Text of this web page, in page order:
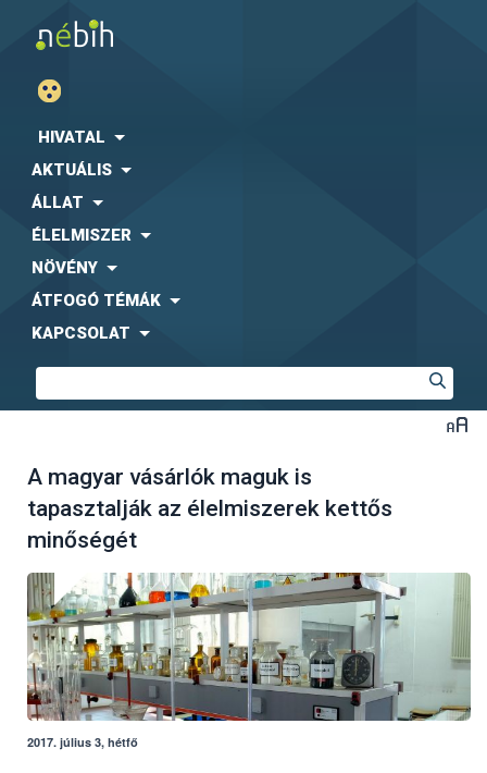
HIVATAL
AKTUÁLIS
ÁLLAT
ÉLELMISZER
NÖVÉNY
ÁTFOGÓ TÉMÁK
KAPCSOLAT
A magyar vásárlók maguk is
tapasztalják az élelmiszerek kettős
minőségét
2017. július 3, hétfő